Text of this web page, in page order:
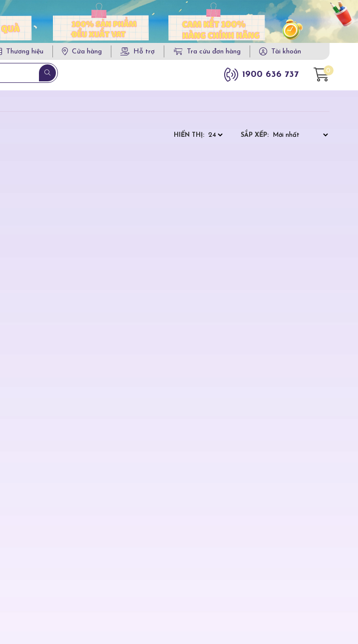
Thương hiệu Cửa hàng Hỗ trợ Tra cứu đơn hàng Tài khoản
1900 636 737 0
HIỂN THỊ: SẮP XẾP: